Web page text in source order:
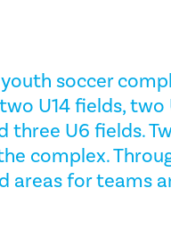
soccer
U14 fields, two
three U6 fields.
complex.
areas for teams